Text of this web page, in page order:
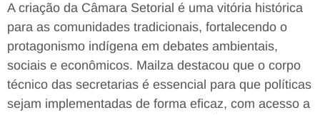
A criação da Câmara Setorial é uma vitória histórica
para as comunidades tradicionais, fortalecendo o
protagonismo indígena em debates ambientais,
sociais e econômicos. Mailza destacou que o corpo
técnico das secretarias é essencial para que políticas
sejam implementadas de forma eficaz, com acesso a